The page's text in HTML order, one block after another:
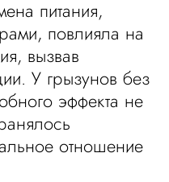
питания,
повлияла на
вызвав
У грызунов без
эффекта не
отношение